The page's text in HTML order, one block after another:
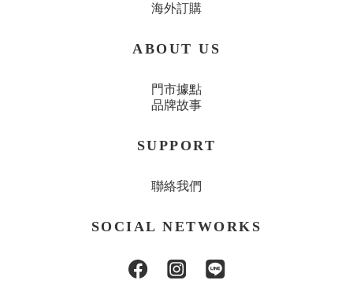
海外訂購
ABOUT US
門市據點
品牌故事
SUPPORT
聯絡我們
SOCIAL NETWORKS